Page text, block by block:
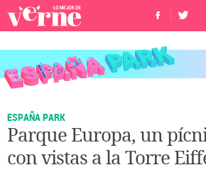
ESPAÑA PARK
Parque Europa, un
con vistas a la Torre